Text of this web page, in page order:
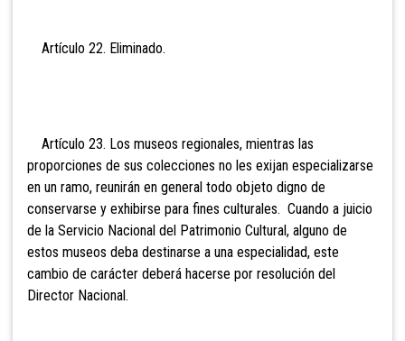
Artículo 22. Eliminado.
Artículo 23. Los museos regionales, mientras las
proporciones de sus colecciones no les exijan especializarse
en un ramo, reunirán en general todo objeto digno de
conservarse y exhibirse para fines culturales. Cuando a juicio
de la Servicio Nacional del Patrimonio Cultural, alguno de
estos museos deba destinarse a una especialidad, este
cambio de carácter deberá hacerse por resolución del
Director Nacional.